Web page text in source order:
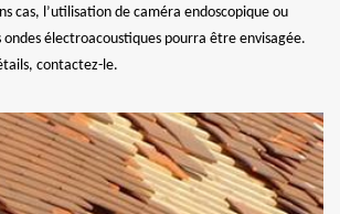
cas, l’utilisation de caméra endoscopique ou
ondes électroacoustiques pourra être envisagée.
contactez-le.